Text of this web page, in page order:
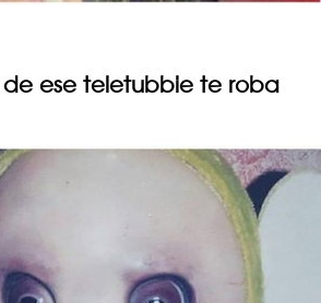
de ese teletubbie te roba